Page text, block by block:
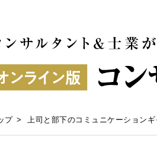
プ > 上司と部下のコミュニケーション